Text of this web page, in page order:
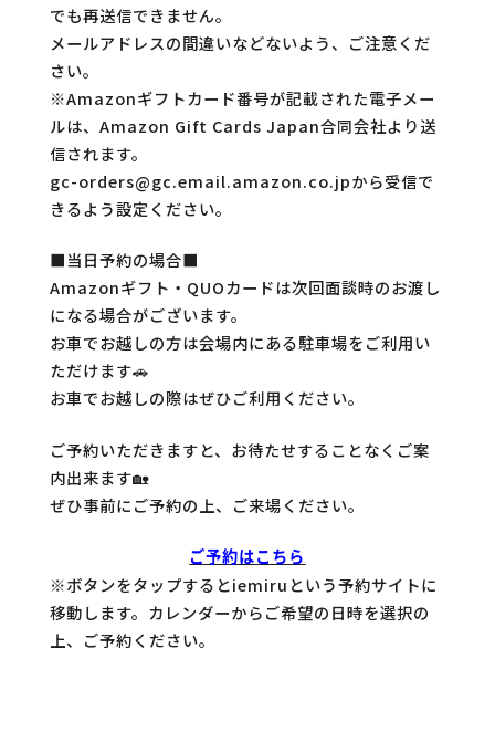
でも再送信できません。​
メールアドレスの間違いなどないよう、ご注意くだ
さい。
※Amazonギフトカード番号が記載された電子メー
ルは、Amazon Gift Cards Japan合同会社より送
信されます。
gc-orders@gc.email.amazon.co.jpから受信で
きるよう設定ください。
■当日予約の場合■
Amazonギフト・QUOカードは次回面談時のお渡し
になる場合がございます。
お車でお越しの方は会場内にある駐車場をご利用い
ただけます🚗
お車でお越しの際はぜひご利用ください。​
ご予約いただきますと、お待たせすることなくご案
内出来ます🏡
ぜひ事前にご予約の上、ご来場ください。
ご予約はこちら
※ボタンをタップするとiemiruという予約サイトに
移動します。カレンダーからご希望の日時を選択の
上、ご予約ください。